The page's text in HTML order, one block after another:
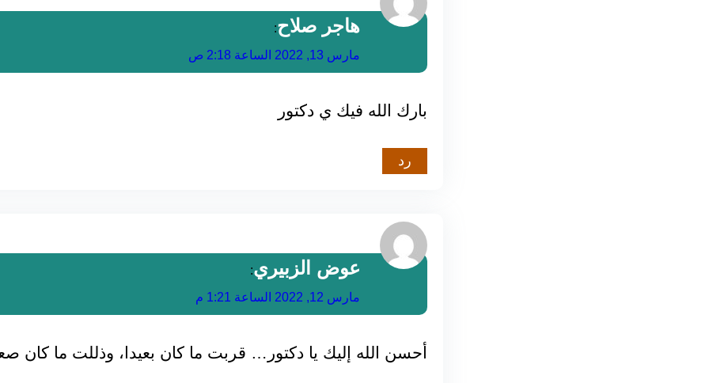
هاجر صلاح:
مارس 13, 2022 الساعة 2:18 ص
بارك الله فيك ي دكتور
رد
عوض الزبيري:
مارس 12, 2022 الساعة 1:21 م
أحسن الله إليك يا دكتور… قربت ما كان بعيدا، وذللت ما كان